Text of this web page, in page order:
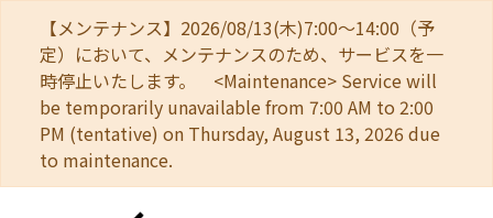
【メンテナンス】2026/08/13(木)7:00～14:00（予
定）において、メンテナンスのため、サービスを一
時停止いたします。 <Maintenance> Service will
be temporarily unavailable from 7:00 AM to 2:00
PM (tentative) on Thursday, August 13, 2026 due
to maintenance.